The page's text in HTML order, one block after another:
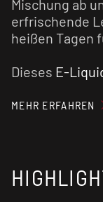
Mischung ab
erfrischende
heißen Tagen
Dieses E-
Zigaretten-Set
reinigen und
tauschen.
MEHR ERFAHREN